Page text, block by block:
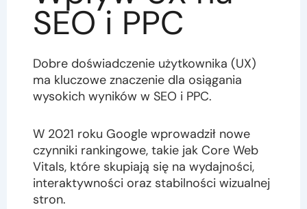
SEO i PPC
Dobre doświadczenie użytkownika (UX)
ma kluczowe znaczenie dla osiągania
wysokich wyników w SEO i PPC.
W 2021 roku Google wprowadził nowe
czynniki rankingowe, takie jak Core Web
Vitals, które skupiają się na wydajności,
interaktywności oraz stabilności wizualnej
stron.